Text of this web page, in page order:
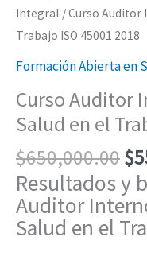
Integral / Curso Auditor
Trabajo ISO 45001 2018
Formación Abierta en
Curso Auditor
Salud en el
$650,000.00$
Resultados y
Auditor
Salud en el